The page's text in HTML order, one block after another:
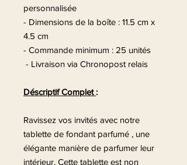
personnalisée
- Dimensions de la boîte : 11.5 cm x
4.5 cm
- Commande minimum : 25 unités
- Livraison via Chronopost relais
Déscriptif Complet :
Ravissez vos invités avec notre
tablette de fondant parfumé , une
élégante manière de parfumer leur
intérieur. Cette tablette est non